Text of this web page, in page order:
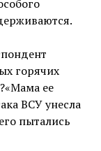
горячих
ее
ВСУ унесла
пытались